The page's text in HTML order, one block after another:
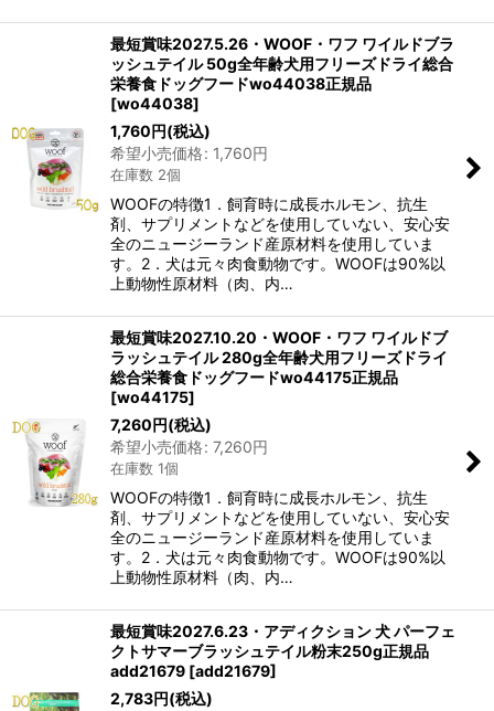
最短賞味2027.5.26・WOOF・ワフ ワイルドブラ
ッシュテイル 50g全年齢犬用フリーズドライ総合
栄養食ドッグフードwo44038正規品
[wo44038]
1,760円(税込)
希望小売価格: 1,760円
在庫数 2個
WOOFの特徴1．飼育時に成長ホルモン、抗生
剤、サプリメントなどを使用していない、安心安
全のニュージーランド産原材料を使用していま
す。2．犬は元々肉食動物です。WOOFは90%以
上動物性原材料（肉、内…
最短賞味2027.10.20・WOOF・ワフ ワイルドブ
ラッシュテイル 280g全年齢犬用フリーズドライ
総合栄養食ドッグフードwo44175正規品
[wo44175]
7,260円(税込)
希望小売価格: 7,260円
在庫数 1個
WOOFの特徴1．飼育時に成長ホルモン、抗生
剤、サプリメントなどを使用していない、安心安
全のニュージーランド産原材料を使用していま
す。2．犬は元々肉食動物です。WOOFは90%以
上動物性原材料（肉、内…
最短賞味2027.6.23・アディクション 犬 パーフェ
クトサマーブラッシュテイル粉末250g正規品
add21679 [add21679]
2,783円(税込)